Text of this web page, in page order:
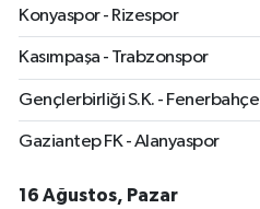
Konyaspor - Rizespor
Kasımpaşa - Trabzonspor
Gençlerbirliği S.K. - Fenerbahçe
Gaziantep FK - Alanyaspor
16 Ağustos, Pazar